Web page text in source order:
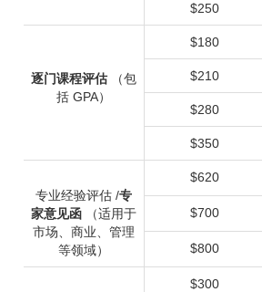
$250
逐门课程评估 （包
括 GPA）
$180
$210
$280
$350
专业经验评估 /专
家意见函 （适用于
市场、商业、管理
等领域）
$620
$700
$800
$300